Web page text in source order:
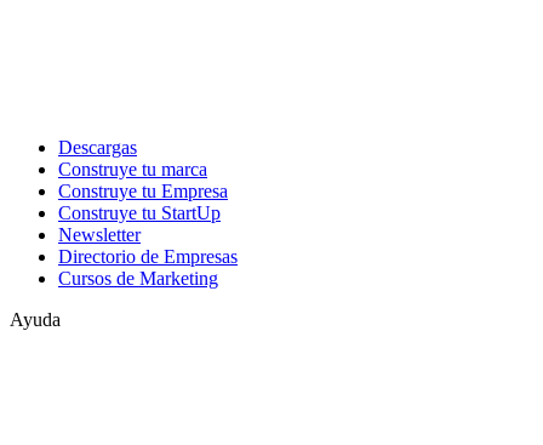
Descargas
Construye tu marca
Construye tu Empresa
Construye tu StartUp
Newsletter
Directorio de Empresas
Cursos de Marketing
Ayuda